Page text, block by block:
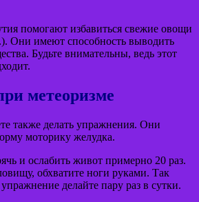
помогают избавиться свежие овощи
Они имеют способность выводить
Будьте внимательны, ведь этот
метеоризме
также делать упражнения. Они
моторику желудка.
и ослабить живот примерно 20 раз.
обхватите ноги руками. Так
делайте пару раз в сутки.